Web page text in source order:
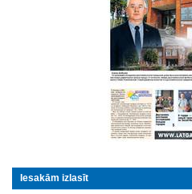
Iesakām izlasīt